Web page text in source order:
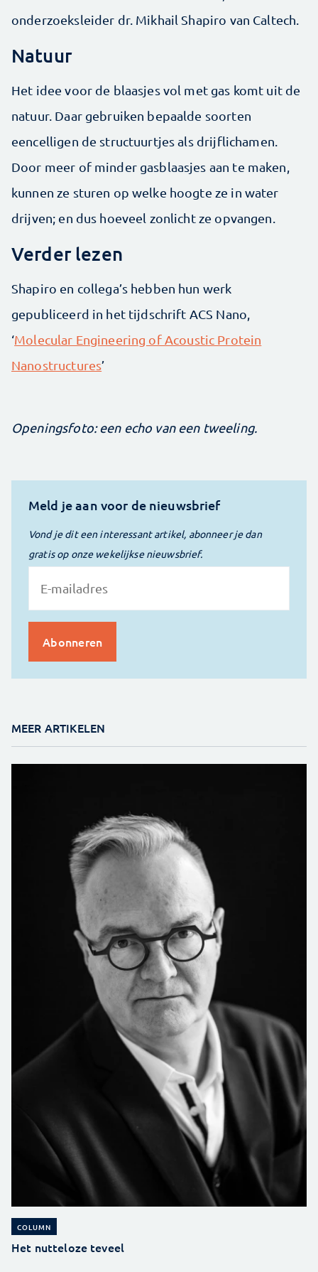
onderzoeksleider dr. Mikhail Shapiro van Caltech.
Natuur
Het idee voor de blaasjes vol met gas komt uit de
natuur. Daar gebruiken bepaalde soorten
eencelligen de structuurtjes als drijflichamen.
Door meer of minder gasblaasjes aan te maken,
kunnen ze sturen op welke hoogte ze in water
drijven; en dus hoeveel zonlicht ze opvangen.
Verder lezen
Shapiro en collega’s hebben hun werk
gepubliceerd in het tijdschrift ACS Nano,
‘Molecular Engineering of Acoustic Protein
Nanostructures’
Openingsfoto: een echo van een tweeling.
Meld je aan voor de nieuwsbrief
Vond je dit een interessant artikel, abonneer je dan
gratis op onze wekelijkse nieuwsbrief.
MEER ARTIKELEN
COLUMN
Het nutteloze teveel